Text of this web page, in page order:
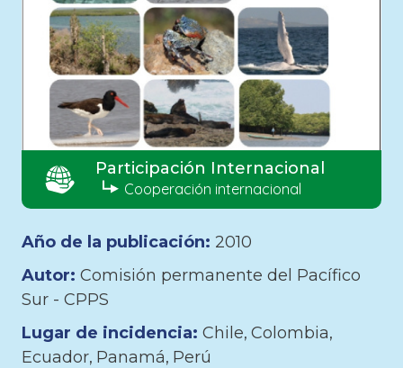
Participación Internacional
Cooperación internacional
Año de la publicación: 2010
Autor: Comisión permanente del Pacífico
Sur - CPPS
Lugar de incidencia: Chile Colombia
Ecuador Panamá Perú